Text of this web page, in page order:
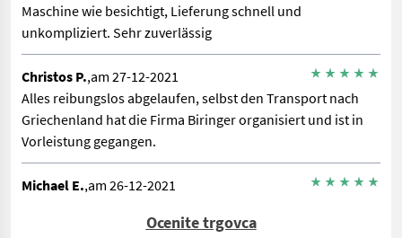
Maschine wie besichtigt, Lieferung schnell und
unkompliziert. Sehr zuverlässig
Christos P.,am 27-12-2021
Alles reibungslos abgelaufen, selbst den Transport nach
Griechenland hat die Firma Biringer organisiert und ist in
Vorleistung gegangen.
Michael E.,am 26-12-2021
Alles geklappt. Kümmert sich um alles .
Ocenite trgovca